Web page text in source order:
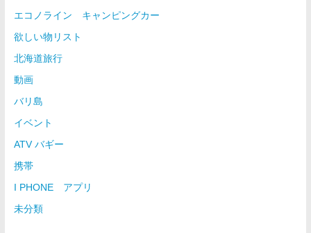
エコノライン キャンピングカー
欲しい物リスト
北海道旅行
動画
バリ島
イベント
ATV バギー
携帯
I PHONE アプリ
未分類